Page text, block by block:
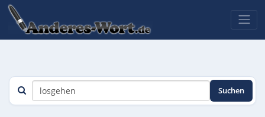
Suchen